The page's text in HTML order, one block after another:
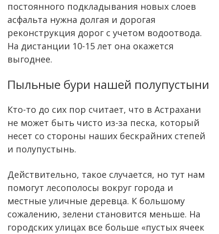
постоянного подкладывания новых слоев
асфальта нужна долгая и дорогая
реконструкция дорог с учетом водоотвода.
На дистанции 10-15 лет она окажется
выгоднее.
Пыльные бури нашей полупустыни
Кто-то до сих пор считает, что в Астрахани
не может быть чисто из-за песка, который
несет со стороны наших бескрайних степей
и полупустынь.
Действительно, такое случается, но тут нам
помогут лесополосы вокруг города и
местные уличные деревца. К большому
сожалению, зелени становится меньше. На
городских улицах все больше «пустых ячеек